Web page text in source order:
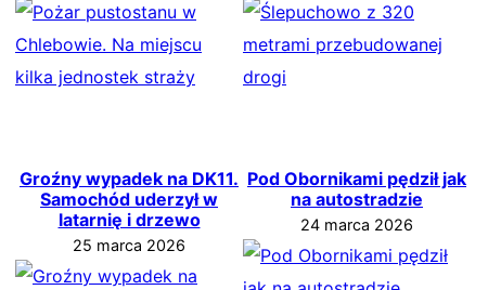
Groźny wypadek na DK11.
Samochód uderzył w
latarnię i drzewo
25 marca 2026
Pod Obornikami pędził jak
na autostradzie
24 marca 2026